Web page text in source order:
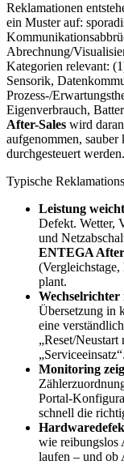
Reklamationen
ein Muster auf:
Abrechnung/
Kategorien relevant:
Sensorik,
Prozess-/
Eigenverbrauch,
After-Sales wird
aufgenommen,
durchgesteuert werden.
Typische
Leistung
Defekt. Wetter,
und
ENTEGA
plant.
Wechselrichter
Übersetzung in
eine
„Reset/
„Serviceeinsatz“.
Monitoring
Portal-
schnell die
wie reibungslos
laufen – und ob